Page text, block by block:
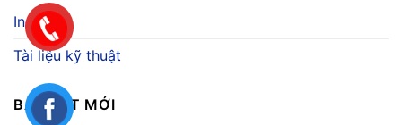
Inox
Tài liệu kỹ thuật
BÀI VIẾT MỚI